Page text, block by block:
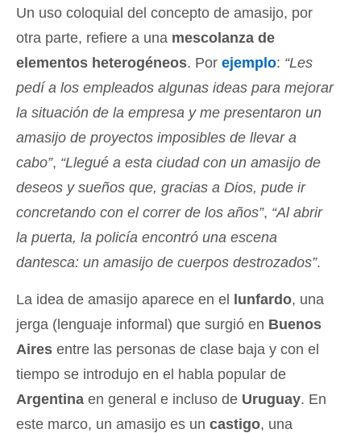
Un uso coloquial del concepto de amasijo, por
otra parte, refiere a una mescolanza de
elementos heterogéneos. Por ejemplo: “Les
pedí a los empleados algunas ideas para mejorar
la situación de la empresa y me presentaron un
amasijo de proyectos imposibles de llevar a
cabo”, “Llegué a esta ciudad con un amasijo de
deseos y sueños que, gracias a Dios, pude ir
concretando con el correr de los años”, “Al abrir
la puerta, la policía encontró una escena
dantesca: un amasijo de cuerpos destrozados”.
La idea de amasijo aparece en el lunfardo, una
jerga (lenguaje informal) que surgió en Buenos
Aires entre las personas de clase baja y con el
tiempo se introdujo en el habla popular de
Argentina en general e incluso de Uruguay. En
este marco, un amasijo es un castigo, una